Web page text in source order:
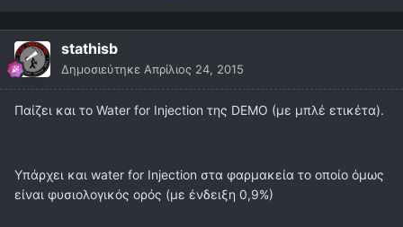
stathisb
Δημοσιεύτηκε Απρίλιος 24, 2015
Παίζει και το Water for Injection της DEMO (με μπλέ ετικέτα).
Υπάρχει και water for Injection στα φαρμακεία το οποίο όμως
είναι φυσιολογικός ορός (με ένδειξη 0,9%)